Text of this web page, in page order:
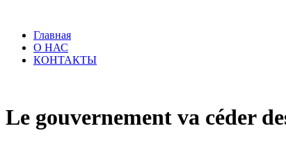
Главная
О НАС
КОНТАКТЫ
Le gouvernement va céder